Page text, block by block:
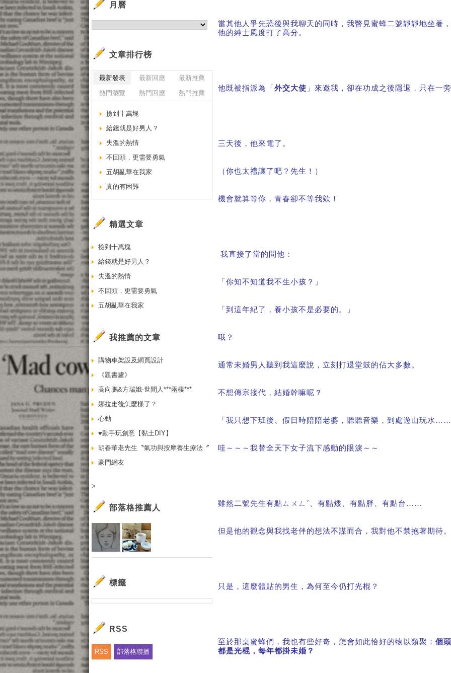
當其他人爭先恐後與我聊天的同時，我瞥見蜜蜂二號靜靜地坐著
他的紳士風度打了高分。
他既被指派為「 外交大使 」來邀我，卻在功成之後隱退，只在一
三天後，他來電了。
（你也太禮讓了吧？先生！）
機會就算等你，青春卻不等我欸！
我直接了當的問他：
「你知不知道我不生小孩？」
「到這年紀了，養小孩不是必要的。」
哦？
通常未婚男人聽到我這麼說，立刻打退堂鼓的佔大多數。
不想傳宗接代，結婚幹嘛呢？
「我只想下班後、假日時陪陪老婆，聽聽音樂，到處遊山玩水……
哇～～～我替全天下女子流下感動的眼淚～～
雖然二號先生有點ㄙㄨㄥˊ、有點矮、有點胖、有點台……
但是他的觀念與我找老伴的想法不謀而合，我對他不禁抱著期待。
只是，這麼體貼的男生，為何至今仍打光棍？
至於那桌蜜蜂們，我也有些好奇，怎會如此恰好的物以類聚： 個
都是光棍，每年都掛未婚？
月曆
文章排行榜
最新發表 最新回應
最新推薦
熱門瀏覽
熱門回應 熱門推薦
撿到十萬塊
給錢就是好男人？
失溫的熱情
不回頭，更需要勇氣
五胡亂華在我家
真的有困難
精選文章
撿到十萬塊
給錢就是好男人？
失溫的熱情
不回頭，更需要勇氣
五胡亂華在我家
我推薦的文章
購物車架設及網頁設計
《題書廬》
高向鵬&方瑞娥-世間人***兩棲***
娜拉走後怎麼樣了？
心動
♥動手玩創意【黏土DIY】
胡春華老先生〝氣功與按摩養生療法〞
豪門網友
>
部落格推薦人
標籤
RSS
RSS 部落格聯播